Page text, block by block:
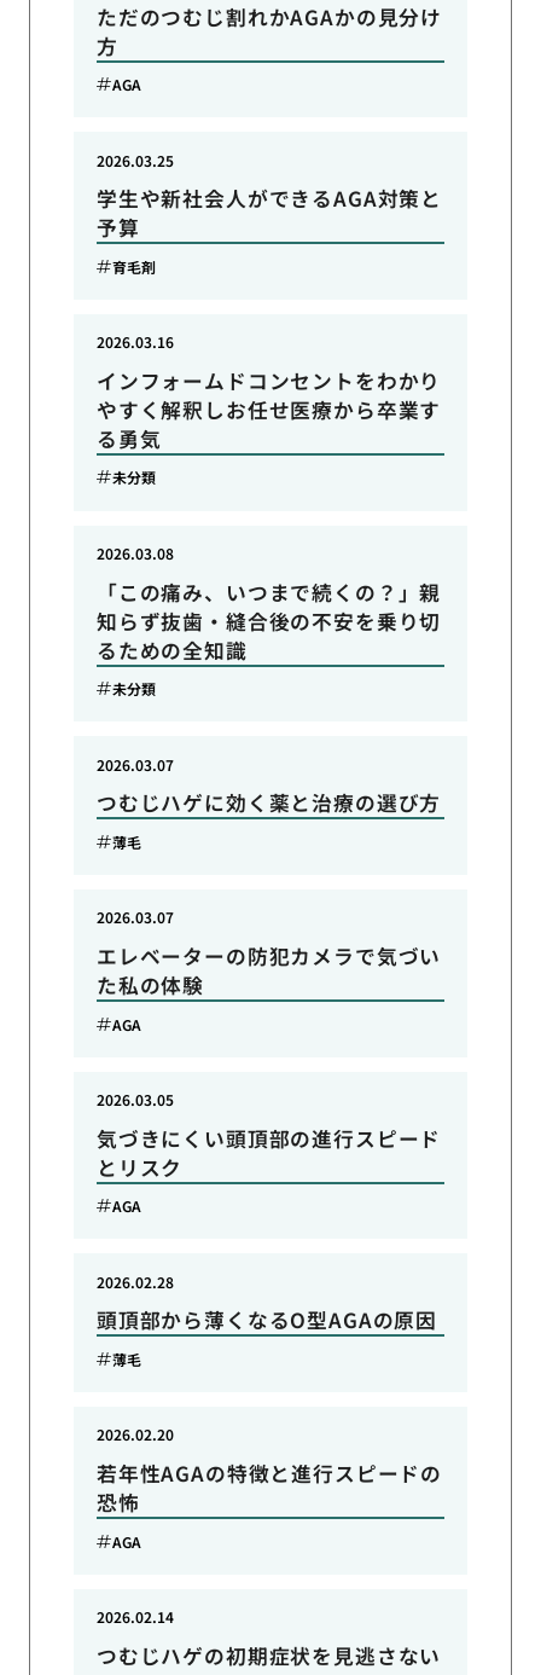
ただのつむじ割れかAGAかの見分け
方
AGA
学生や新社会人ができるAGA対策と
予算
2026.03.25
育毛剤
インフォームドコンセントをわかり
やすく解釈しお任せ医療から卒業す
る勇気
2026.03.16
未分類
「この痛み、いつまで続くの？」親
知らず抜歯・縫合後の不安を乗り切
るための全知識
2026.03.08
未分類
つむじハゲに効く薬と治療の選び方
2026.03.07
薄毛
エレベーターの防犯カメラで気づい
た私の体験
2026.03.07
AGA
気づきにくい頭頂部の進行スピード
とリスク
2026.03.05
AGA
頭頂部から薄くなるO型AGAの原因
2026.02.28
薄毛
若年性AGAの特徴と進行スピードの
恐怖
2026.02.20
AGA
つむじハゲの初期症状を見逃さない
2026.02.14